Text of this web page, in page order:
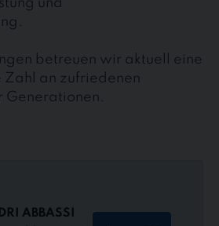
und
betreuen wir aktuell eine
Zahl an zufriedenen
ABBASSI